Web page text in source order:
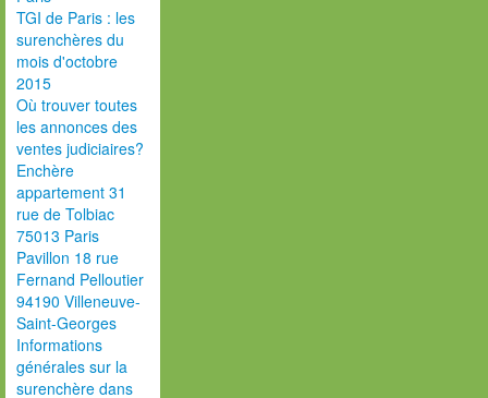
TGI de Paris : les
surenchères du
mois d'octobre
2015
Où trouver toutes
les annonces des
ventes judiciaires?
Enchère
appartement 31
rue de Tolbiac
75013 Paris
Pavillon 18 rue
Fernand Pelloutier
94190 Villeneuve-
Saint-Georges
Informations
générales sur la
surenchère dans